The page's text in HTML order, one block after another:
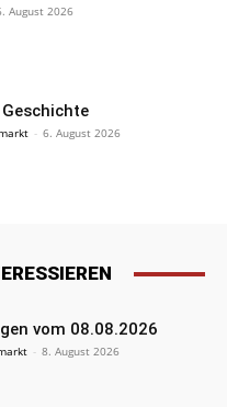
August 2026
- 6. August 2026
vom 08.08.2026
- 8. August 2026